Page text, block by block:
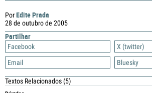
PorEdite Prada
28 de outubro de 2005
Partilhar
Facebook
X (twitter)
Email
Bluesky
Textos Relacionados(5)